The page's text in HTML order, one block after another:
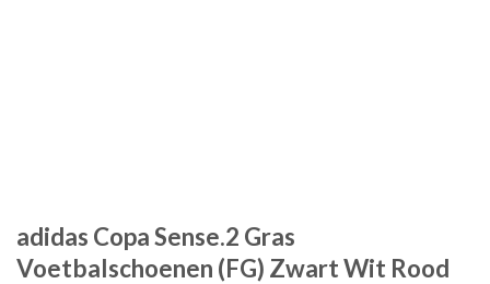
adidas Copa Sense.2 Gras
Voetbalschoenen (FG) Zwart Wit Rood